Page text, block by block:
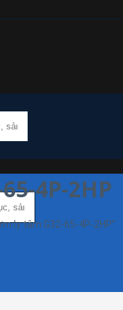
4P-2HP
ly tâm G32-65-4P-2HP”